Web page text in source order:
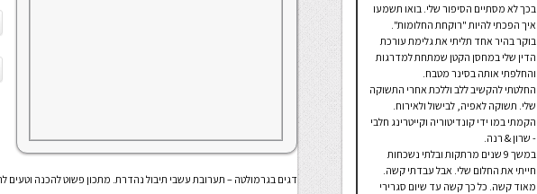
דגים בגרמולטה – תערובת עשבי תיבול נהדרת. מתכון פשוט להכנה וטעים
בכך לא מסתיים הסיפור שלי. בואו תשמעו
איך הפכתי להיות "רוקחת החלומות".
בוקר בהיר אחד תליתי את גלימת עורכת
הדין שלי במחסן הקטן שמתחת למדרגות
והחלפתי אותה בסינר מטבח.
החלטתי להקשיב ללב וללכת אחרי התשוקה
שלי. תשוקה לאפיה, לבישול ולאירוח.
הקמתי במו ידי קונדיטוריה וקייטרינג חלבי
- שרון & רנה.
במשך 9 שנים מרתקות ובלתי נשכחות
חייתי את החלום שלי. אבל עבדתי קשה.
מאוד קשה. כל כך קשה עד שיום סגרירי